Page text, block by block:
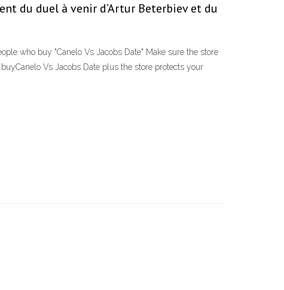
du duel à venir d’Artur Beterbiev et du
who buy "Canelo Vs Jacobs Date" Make sure the store
Vs Jacobs Date plus the store protects your